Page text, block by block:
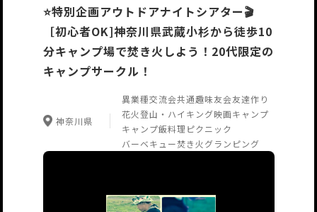
⭐️特別企画アウトドアナイトシアター🎬
［初心者OK]神奈川県武蔵小杉から徒歩10
分キャンプ場で焚き火しよう！20代限定の
キャンプサークル！
神奈川県
異業種交流会共通趣味友会友達作り
花火登山・ハイキング映画キャンプ
キャンプ飯料理 ピクニック
バーベキュー焚き火 グランピング